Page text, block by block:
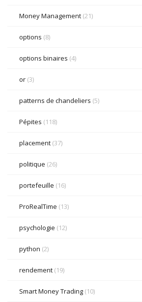
Money Management (21)
options (8)
options binaires (4)
or (3)
patterns de chandeliers (5)
Pépites (118)
placement (37)
politique (26)
portefeuille (16)
ProRealTime (13)
psychologie (12)
python (2)
rendement (19)
Smart Money Trading (10)